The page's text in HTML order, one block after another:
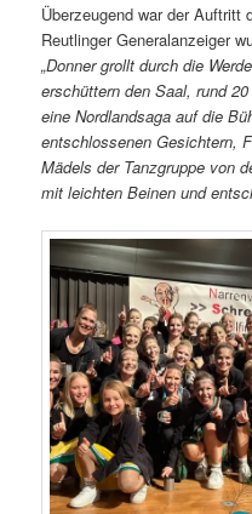
Überzeugend war der Auftritt
Reutlinger Generalanzeiger
„Donner grollt durch die
erschüttern den Saal, rund
eine Nordlandsaga auf die
entschlossenen Gesichtern,
Mädels der Tanzgruppe von
mit leichten Beinen und